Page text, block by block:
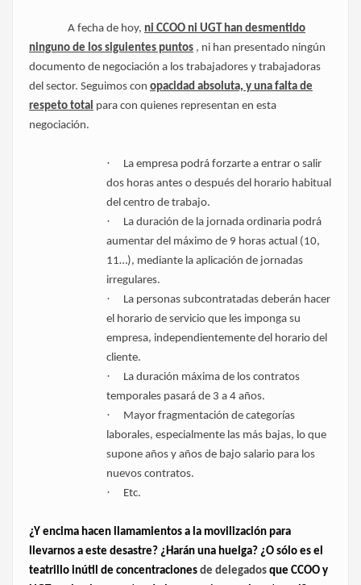
A fecha de hoy, ni CCOO ni UGT han desmentido
ninguno de los siguientes puntos , ni han presentado ningún
documento de negociación a los trabajadores y trabajadoras
del sector. Seguimos con opacidad absoluta, y una falta de
respeto total para con quienes representan en esta
negociación.
·
La empresa podrá forzarte a entrar o salir
dos horas antes o después del horario habitual
del centro de trabajo.
·
La duración de la jornada ordinaria podrá
aumentar del máximo de 9 horas actual (10,
11…), mediante la aplicación de jornadas
irregulares.
·
La personas subcontratadas deberán hacer
el horario de servicio que les imponga su
empresa, independientemente del horario del
cliente.
·
La duración máxima de los contratos
temporales pasará de 3 a 4 años.
·
Mayor fragmentación de categorías
laborales, especialmente las más bajas, lo que
supone años y años de bajo salario para los
nuevos contratos.
· Etc.
¿Y encima hacen llamamientos a la movilización para
llevarnos a este desastre? ¿Harán una huelga? ¿O sólo es el
teatrillo inútil de concentraciones de delegados que CCOO y